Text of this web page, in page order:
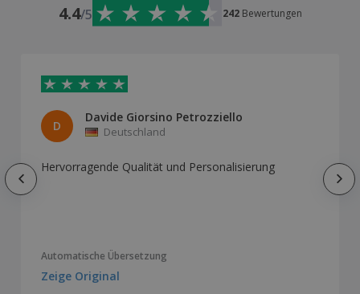
4.4/5 242 Bewertungen
D
Davide Giorsino Petrozziello
Deutschland
Hervorragende Qualität und Personalisierung
Automatische Übersetzung
Zeige Original